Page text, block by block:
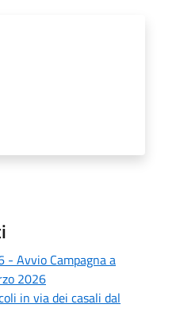
- Avvio Campagna a
2026
in via dei casali dal